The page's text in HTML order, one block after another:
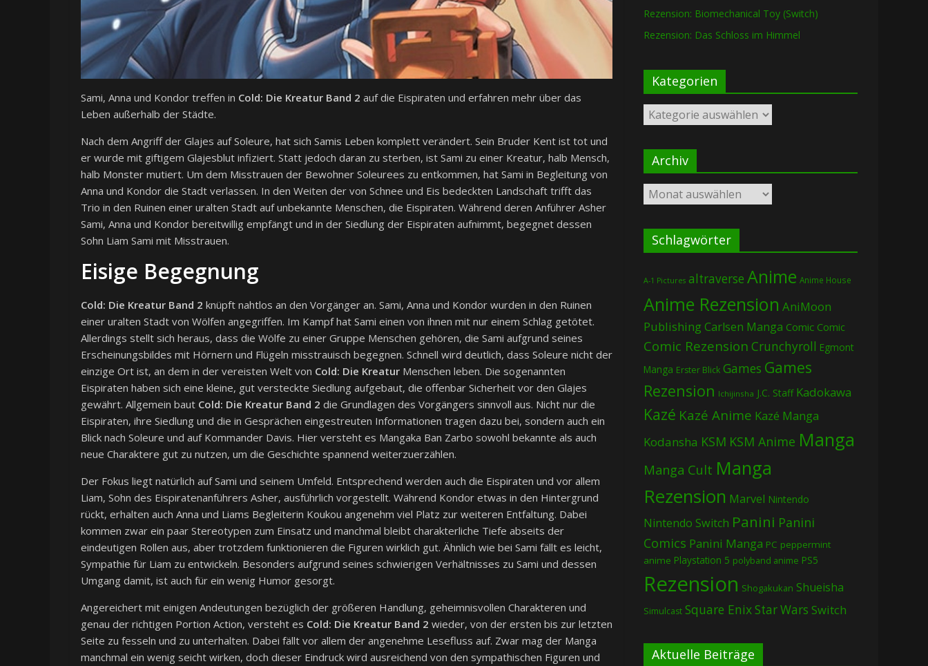
Sami, Anna und Kondor treffen in Cold: Die Kreatur Band 2 auf die Eispiraten und erfahren mehr über das
Leben außerhalb der Städte.
Nach dem Angriff der Glajes auf Soleure, hat sich Samis Leben komplett verändert. Sein Bruder Kent ist tot und
er wurde mit giftigem Glajesblut infiziert. Statt jedoch daran zu sterben, ist Sami zu einer Kreatur, halb Mensch,
halb Monster mutiert. Um dem Misstrauen der Bewohner Soleurees zu entkommen, hat Sami in Begleitung von
Anna und Kondor die Stadt verlassen. In den Weiten der von Schnee und Eis bedeckten Landschaft trifft das
Trio in den Ruinen einer uralten Stadt auf unbekannte Menschen, die Eispiraten. Während deren Anführer Asher
Sami, Anna und Kondor bereitwillig empfängt und in der Siedlung der Eispiraten aufnimmt, begegnet dessen
Sohn Liam Sami mit Misstrauen.
Eisige Begegnung
Cold: Die Kreatur Band 2 knüpft nahtlos an den Vorgänger an. Sami, Anna und Kondor wurden in den Ruinen
einer uralten Stadt von Wölfen angegriffen. Im Kampf hat Sami einen von ihnen mit nur einem Schlag getötet.
Allerdings stellt sich heraus, dass die Wölfe zu einer Gruppe Menschen gehören, die Sami aufgrund seines
Erscheinungsbildes mit Hörnern und Flügeln misstrauisch begegnen. Schnell wird deutlich, dass Soleure nicht der
einzige Ort ist, an dem in der vereisten Welt von Cold: Die Kreatur Menschen leben. Die sogenannten
Eispiraten haben sich eine kleine, gut versteckte Siedlung aufgebaut, die offenbar Sicherheit vor den Glajes
gewährt. Allgemein baut Cold: Die Kreatur Band 2 die Grundlagen des Vorgängers sinnvoll aus. Nicht nur die
Eispiraten, ihre Siedlung und die in Gesprächen eingestreuten Informationen tragen dazu bei, sondern auch ein
Blick nach Soleure und auf Kommander Davis. Hier versteht es Mangaka Ban Zarbo sowohl bekannte als auch
neue Charaktere gut zu nutzen, um die Geschichte spannend weiterzuerzählen.
Der Fokus liegt natürlich auf Sami und seinem Umfeld. Entsprechend werden auch die Eispiraten und vor allem
Liam, Sohn des Eispiratenanführers Asher, ausführlich vorgestellt. Während Kondor etwas in den Hintergrund
rückt, erhalten auch Anna und Liams Begleiterin Koukou angenehm viel Platz zur weiteren Entfaltung. Dabei
kommen zwar ein paar Stereotypen zum Einsatz und manchmal bleibt charakterliche Tiefe abseits der
eindeutigen Rollen aus, aber trotzdem funktionieren die Figuren wirklich gut. Ähnlich wie bei Sami fällt es leicht,
Sympathie für Liam zu entwickeln. Besonders aufgrund seines schwierigen Verhältnisses zu Sami und dessen
Umgang damit, ist auch für ein wenig Humor gesorgt.
Angereichert mit einigen Andeutungen bezüglich der größeren Handlung, geheimnisvollen Charakteren und
genau der richtigen Portion Action, versteht es Cold: Die Kreatur Band 2 wieder, von der ersten bis zur letzten
Seite zu fesseln und zu unterhalten. Dabei fällt vor allem der angenehme Lesefluss auf. Zwar mag der Manga
manchmal ein wenig seicht wirken, doch dieser Eindruck wird ausreichend von den sympathischen Figuren und
Rezension: Biomechanical Toy (Switch)
Rezension: Das Schloss im Himmel
Kategorien
Kategorien
Archiv
Archiv
Schlagwörter
A-1 Pictures altraverse Anime Anime House
Anime Rezension AniMoon
PublishingCarlsen Manga Comic Comic
Comic Rezension Crunchyroll Egmont
Manga Erster Blick Games Games
Rezension Ichijinsha J.C. Staff Kadokawa
Kazé Kazé Anime Kazé Manga
Kodansha KSM KSM Anime Manga
Manga Cult Manga
Rezension Marvel Nintendo
Nintendo Switch Panini Panini
Comics Panini Manga PC peppermint
anime Playstation 5 polyband anime PS5
Rezension Shogakukan Shueisha
Simulcast Square EnixStar Wars Switch
Aktuelle Beiträge